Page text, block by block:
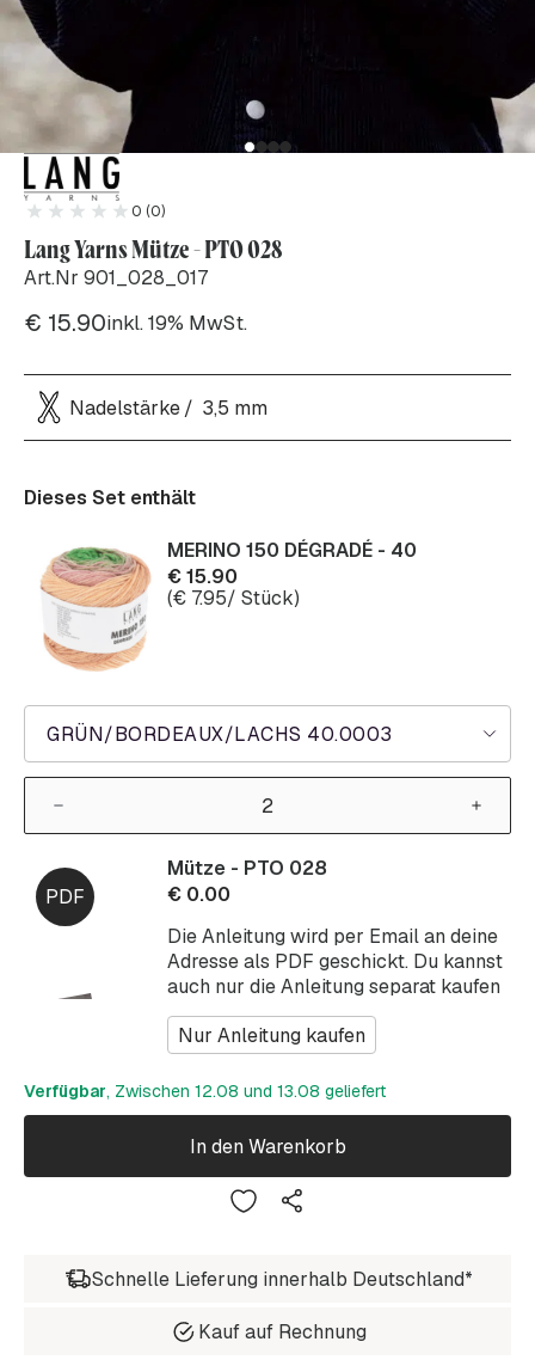
0 (0)
Lang Yarns Mütze - PTO 028
Art.Nr 901_028_017
€ 15.90inkl. 19% MwSt.
Nadelstärke 3,5 mm
Dieses Set enthält
GRÜN/BORDEAUX/LACHS 40.0003
MERINO 150 DÉGRADÉ - 40
€15.90
(€ 7.95/ Stück)
Die Anleitung wird per Email an deine
Adresse als PDF geschickt. Du kannst
auch nur die Anleitung separat kaufen
Nur Anleitung kaufen
Mütze - PTO 028
€ 0.00
Verfügbar, Zwischen 12.08 und 13.08 geliefert
In den Warenkorb
Schnelle Lieferung innerhalb Deutschland*
Kauf auf Rechnung